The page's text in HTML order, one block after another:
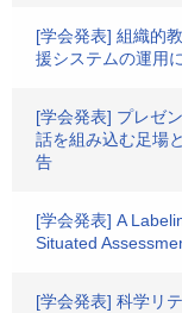
[学会発表] 組織的
援システムの運用
[学会発表] プレゼ
話を組み込む足場
告
[学会発表] A
Situated
[学会発表] 科学リ